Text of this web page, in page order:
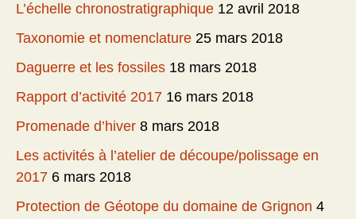
L’échelle chronostratigraphique 12 avril 2018
Taxonomie et nomenclature 25 mars 2018
Daguerre et les fossiles 18 mars 2018
Rapport d’activité 2017 16 mars 2018
Promenade d’hiver 8 mars 2018
Les activités à l’atelier de découpe/polissage en
2017 6 mars 2018
Protection de Géotope du domaine de Grignon 4